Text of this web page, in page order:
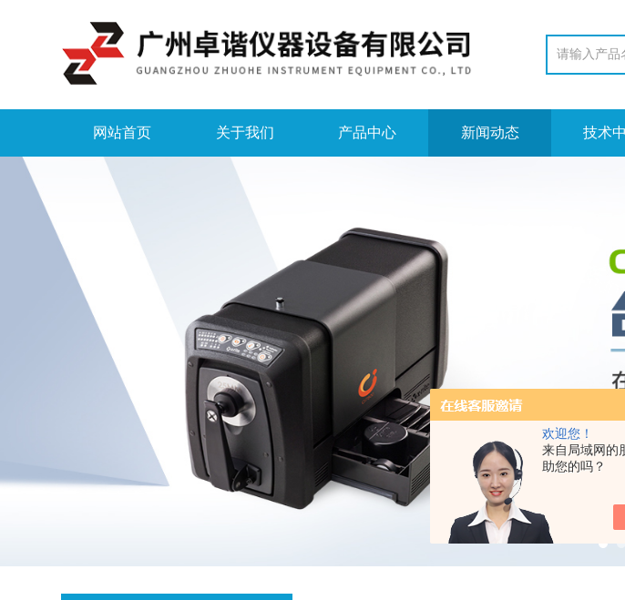
欢迎您！
来自局域网的
助您的吗？
网站首页 关于我们 产品中心 新闻动态 技术